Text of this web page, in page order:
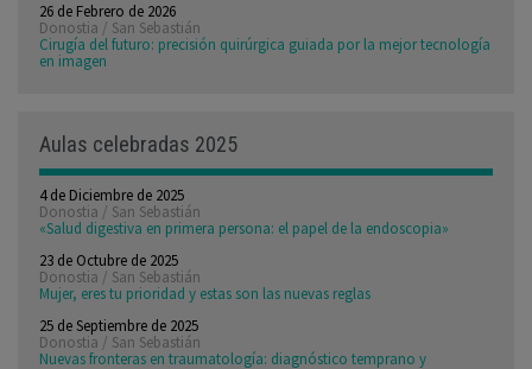
26 de Febrero de 2026
Donostia / San Sebastián
Cirugía del futuro: precisión quirúrgica guiada por la mejor tecnología
en imagen
Aulas celebradas 2025
4 de Diciembre de 2025
Donostia / San Sebastián
«Salud digestiva en primera persona: el papel de la endoscopia»
23 de Octubre de 2025
Donostia / San Sebastián
Mujer, eres tu prioridad y estas son las nuevas reglas
25 de Septiembre de 2025
Donostia / San Sebastián
Nuevas fronteras en traumatología: diagnóstico temprano y